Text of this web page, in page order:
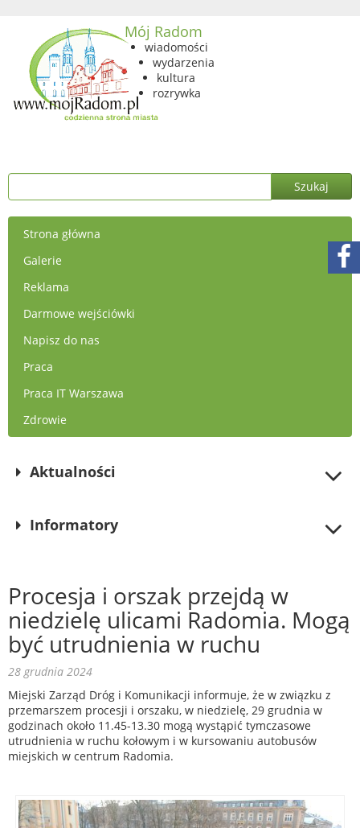
Mój Radom
wiadomości
wydarzenia
kultura
rozrywka
Strona główna
Galerie
Reklama
Darmowe wejściówki
Napisz do nas
Praca
Praca IT Warszawa
Zdrowie
Aktualności
Informatory
Procesja i orszak przejdą w
niedzielę ulicami Radomia. Mogą
być utrudnienia w ruchu
28 grudnia 2024
Miejski Zarząd Dróg i Komunikacji informuje, że w związku z
przemarszem procesji i orszaku, w niedzielę, 29 grudnia w
godzinach około 11.45-13.30 mogą wystąpić tymczasowe
utrudnienia w ruchu kołowym i w kursowaniu autobusów
miejskich w centrum Radomia.